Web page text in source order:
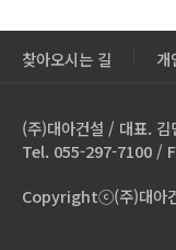
찾아오시는 길 개
(주)대아건설 / 대표.
Tel. 055-297-7100 /
Copyrightⓒ(주)대아